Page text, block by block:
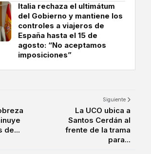
Italia rechaza el ultimátum
del Gobierno y mantiene los
controles a viajeros de
España hasta el 15 de
agosto: “No aceptamos
imposiciones”
de...
Siguiente
La UCO ubica a
Santos Cerdán al
frente de la trama
para...